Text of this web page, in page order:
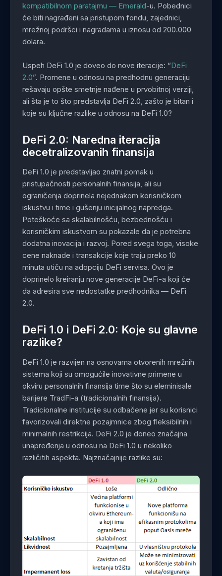
kompatibilnom paratajmu — Emerald-u. Pobednici
će biti nagrađeni sa pristupom fondu, zajednici,
mrežnoj podršci i nagradama u iznosu od 200.000
dolara.
Uspeh DeFi 1.0 je doveo do nove iteracije: “DeFi
2.0”. Promene u odnosu na predhodnu generaciju
rešavaju opšte smetnje nađene u prvobitnoj verziji,
ali šta je to što predstavlja DeFi 2.0, zašto je bitan i
koje su ključne razlike u odnosu na DeFi 1.0?
DeFi 2.0: Naredna iteracija
decetralizovanih finansija
DeFi 1.0 je predstavljao znatni pomak u
pristupačnosti personalnih finansija, ali su
ograničenja doprinela nejednakom korisničkom
iskustvu i time i gušenju inicijalnog napredga.
Poteškoće sa skalabilnošću, bezbednošću i
korisničkim iskustvom su pokazale da je potrebna
dodatna inovacija i razvoj. Pored svega toga, visoke
cene naknade i transakcije koje traju preko 10
minuta utiču na adopciju DeFi servisa. Ovo je
doprinelo kreiranju nove generacije DeFi-a koji će
da adresira sve nedostatke predhodnika — DeFi
2.0.
DeFi 1.0 i DeFi 2.0: Koje su glavne
razlike?
DeFi 1.0 je razvijen na osnovama otvorenih mrežnih
sistema koji su omogućile inovativne primene u
okviru personalnih finansija time što su eleminisale
barijere TradFi-a (tradicionalnih finansija).
Tradicionalne institucije su odbačene jer su korisnici
favorizovali direktne pozajmnice zbog fleksibilnih i
minimalnih restrikcija. DeFi 2.0 je doneo značajna
unapređenja u odnosu na DeFi 1.0 u nekoliko
različitih aspekta. Najznačajnije razlike su: